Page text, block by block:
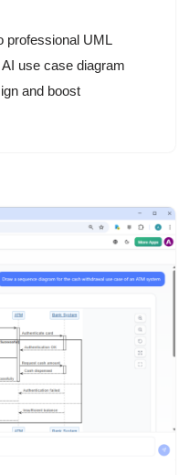
professional UML
use case diagram
and boost